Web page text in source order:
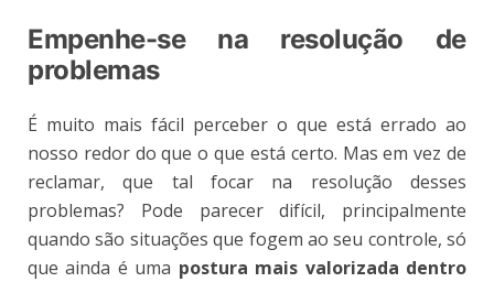
Empenhe-se na resolução de
problemas
É muito mais fácil perceber o que está errado ao
nosso redor do que o que está certo. Mas em vez de
reclamar, que tal focar na resolução desses
problemas? Pode parecer difícil, principalmente
quando são situações que fogem ao seu controle, só
que ainda é uma postura mais valorizada dentro